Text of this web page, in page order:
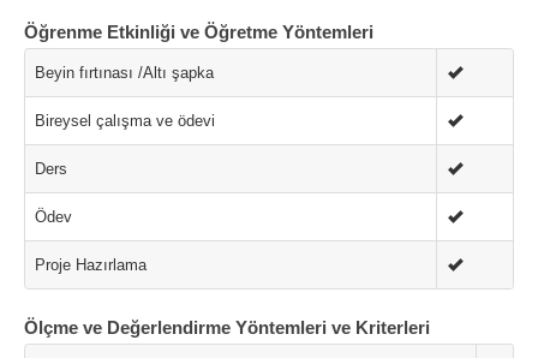
Öğrenme Etkinliği ve Öğretme Yöntemleri
Beyin fırtınası /Altı şapka
Bireysel çalışma ve ödevi
Ders
Ödev
Proje Hazırlama
Ölçme ve Değerlendirme Yöntemleri ve Kriterleri